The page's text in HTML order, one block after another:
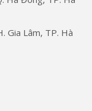
Gia Lâm, TP. Hà